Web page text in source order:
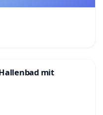
der Schulen für
mit